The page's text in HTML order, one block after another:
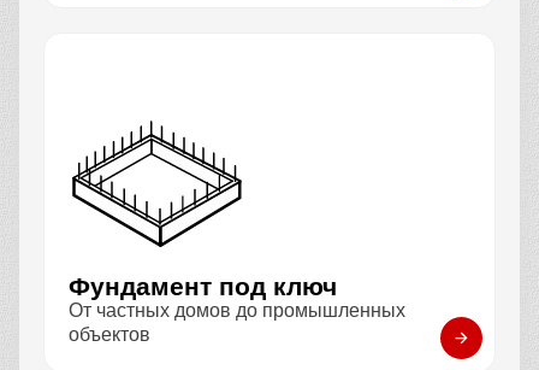
Фундамент под ключ
От частных домов до промышленных
объектов